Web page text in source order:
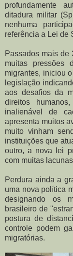
profundamente
ditadura militar
nenhuma
referência a Lei de
Passados mais de
muitas pressões
migrantes, iniciou
legislação
aos desafios da
direitos
inalienável de
apresenta muitos
muito vinham
instituições que
outro, a nova lei
com muitas
Perdura ainda a
uma nova política
designando os
brasileiro de
postura de
controle podem
migratórias.